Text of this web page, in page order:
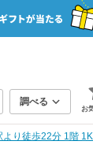
調べる
お
より徒歩22分 1階